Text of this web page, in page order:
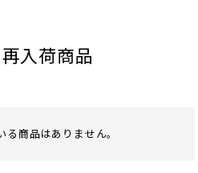
入荷商品
る商品はありません。